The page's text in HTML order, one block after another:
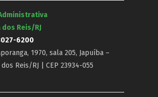
dos Reis/RJ
6200
1970, sala 205, Japuíba –
Reis/RJ | CEP 23934-055